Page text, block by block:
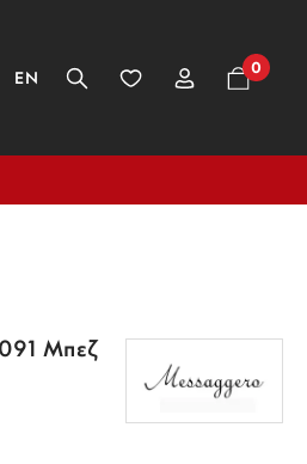
EN
0
Μπεζ